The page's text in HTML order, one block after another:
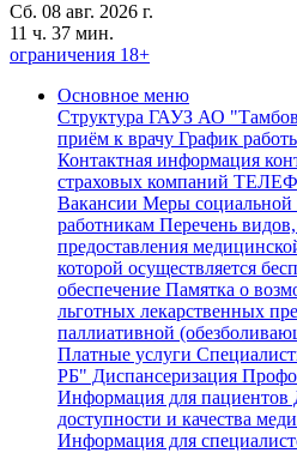
Сб. 08 авг. 2026 г.
11 ч. 37 мин.
ограничения 18+
Основное меню
Структура ГАУЗ АО
приём к врачу График
Контактная информация
страховых компаний
Вакансии Меры
работникам Перечень
предоставления
которой осуществляется
обеспечение Памятка о
льготных лекарственных
паллиативной
Платные услуги
РБ" Диспансеризация
Информация для пациентов
доступности и качества
Информация для